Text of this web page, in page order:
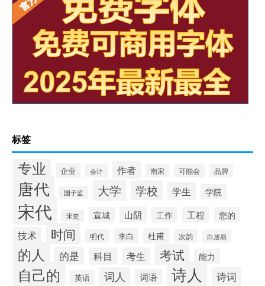
标签
专业 企业 会计 作者 南宋 可能会 品牌
唐代 国子监 大学 学校 学生 学院
宋代 宋史 宣城 山阴 工作 工程 您的
技术 时间 明代 李白 杜甫 次韵 白居易
的人 的是 科目 考生 考试 能力
自己的 英语 词人 词语 诗人 诗词